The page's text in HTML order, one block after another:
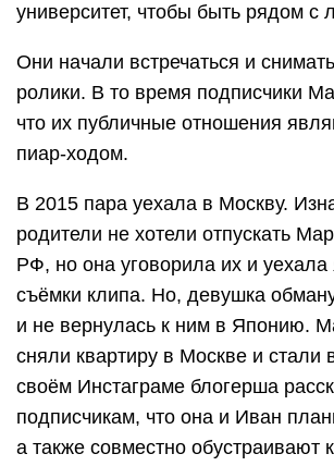
университет, чтобы быть рядом с
Они начали встречаться и
ролики. В то время подписчики
что их публичные отношения
пиар-ходом.
В 2015 пара уехала в Москву.
родители не хотели отпускать
РФ, но она уговорила их и уехала
съёмки клипа. Но, девушка
и не вернулась к ним в Японию.
сняли квартиру в Москве и стали
своём Инстаграме блогерша
подписчикам, что она и Иван
а также совместно обустраивают